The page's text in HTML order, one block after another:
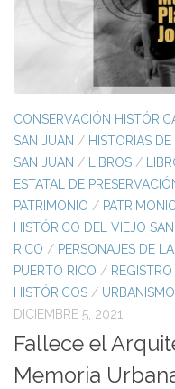
CONSERVACIÓN
SAN JUAN / HISTORIAS
SAN JUAN / LIBROS /
ESTATAL DE
PATRIMONIO /
HISTÓRICO DEL VIEJO
RICO / PERSONAJES DE
PUERTO RICO /
HISTÓRICOS / URBANISMO
DICIEMBRE 5, 2021
Fallece el
Memoria